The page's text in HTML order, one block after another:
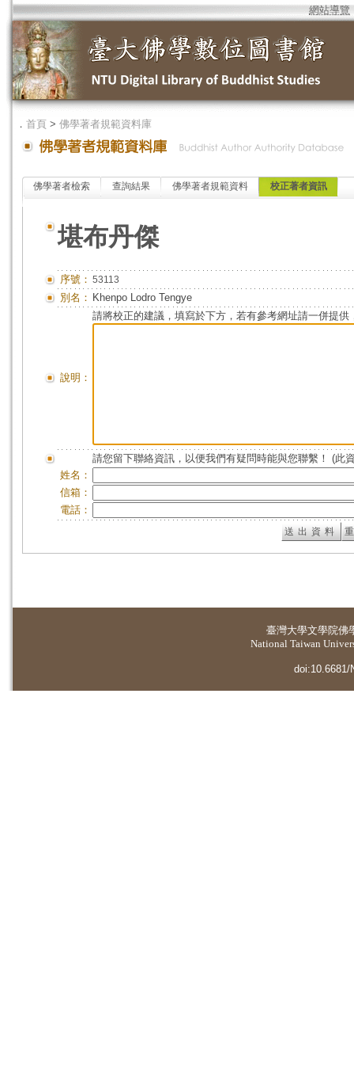
網站導覽
． 首頁 > 佛學著者規範資料庫
佛學著者檢索 查詢結果 佛學著者規範資料 校正著者資訊
堪布丹傑
序號： 53113
別名： Khenpo Lodro Tengye
說明：
請將校正的建議，填寫於下方，若有參考網址請一併提供
請您留下聯絡資訊，以便我們有疑問時能與您聯繫！ (此
姓名：
信箱：
電話：
臺灣大學文學院佛
National Taiwan
doi:10.6681/